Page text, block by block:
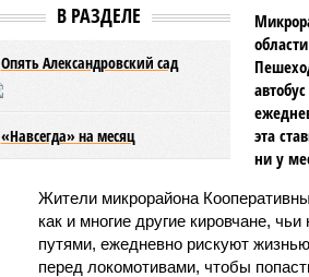
В РАЗДЕЛЕ
Опять Александровский сад
«Навсегда» на месяц
эта
ни у
Жители микрорайона
как и многие другие кировчане,
путями, ежедневно рискуют
перед локомотивами, чтобы